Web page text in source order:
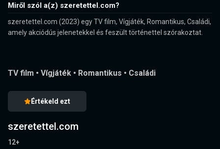
Miről szól a(z) szeretettel.com?
szeretettel.com (2023) egy TV film, Vígjáték, Romantikus, Családi,
amely akciódús jelenetekkel és feszült történettel szórakoztat.
TV film • Vígjáték • Romantikus • Családi
Értékeld ezt
szeretettel.com
12+